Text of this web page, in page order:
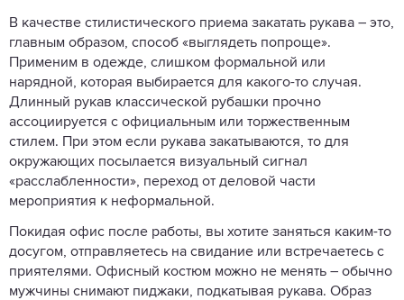
В качестве стилистического приема закатать рукава – это,
главным образом, способ «выглядеть попроще».
Применим в одежде, слишком формальной или
нарядной, которая выбирается для какого-то случая.
Длинный рукав классической рубашки прочно
ассоциируется с официальным или торжественным
стилем. При этом если рукава закатываются, то для
окружающих посылается визуальный сигнал
«расслабленности», переход от деловой части
мероприятия к неформальной.
Покидая офис после работы, вы хотите заняться каким-то
досугом, отправляетесь на свидание или встречаетесь с
приятелями. Офисный костюм можно не менять – обычно
мужчины снимают пиджаки, подкатывая рукава. Образ